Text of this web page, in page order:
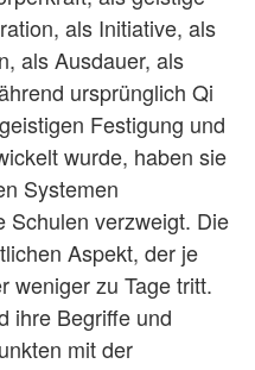
als Initiative, als
als Ausdauer, als
ursprünglich Qi
Festigung und
wurde, haben sie
Systemen
Schulen verzweigt. Die
Aspekt, der je
weniger zu Tage tritt.
ihre Begriffe und
mit der